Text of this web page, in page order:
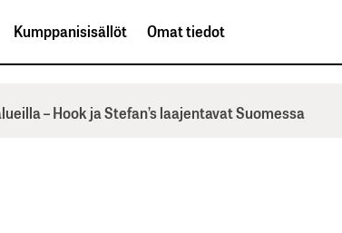
Kumppanisisällöt Omat tiedot
– Hook ja Stefan’s laajentavat Suomessa